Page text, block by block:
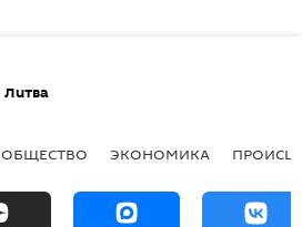
Литва
ОБЩЕСТВО ЭКОНОМИКА